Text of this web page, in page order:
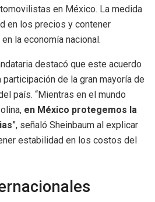
en México. La medida
en los precios y contener
la economía nacional.
destacó que este acuerdo
de la gran mayoría de
país. “Mientras en el mundo
en México protegemos la
”, señaló Sheinbaum al explicar
estabilidad en los costos del